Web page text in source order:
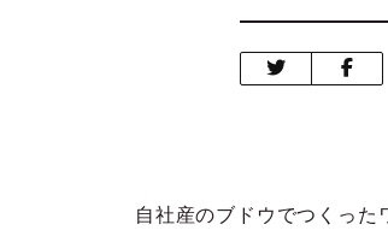
自社産のブドウでつくった